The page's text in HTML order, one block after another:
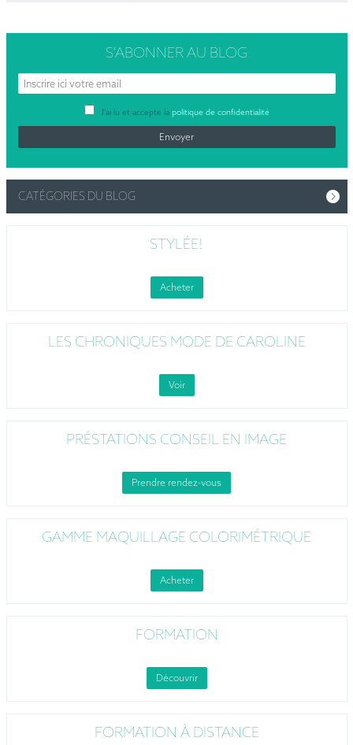
S’ABONNERAU BLOG
J’ai lu et accepte la politique de confidentialité
CATÉGORIES DU BLOG
STYLÉE!
Acheter
LES CHRONIQUES MODE DE CAROLINE
Voir
PRÉSTATIONS CONSEIL EN IMAGE
Prendre rendez-vous
GAMME MAQUILLAGE COLORIMÉTRIQUE
Acheter
FORMATION
Découvrir
FORMATION À DISTANCE